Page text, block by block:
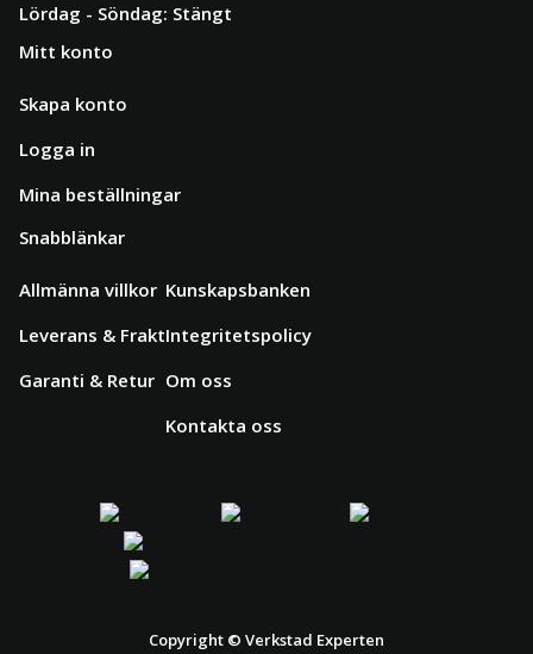
Lördag - Söndag: Stängt
Mitt konto
Skapa konto
Logga in
Mina beställningar
Snabblänkar
Allmänna villkor
Leverans & Frakt
Garanti & Retur
Kunskapsbanken
Integritetspolicy
Om oss
Kontakta oss
Copyright © Verkstad Experten